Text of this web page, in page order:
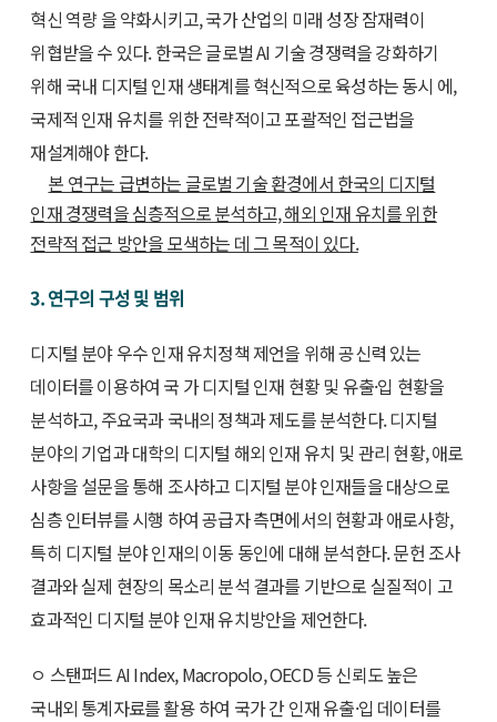
혁신 역량 을 약화시키고, 국가 산업의 미래 성장 잠재력이
위협받을 수 있다. 한국은 글로벌 AI 기술 경쟁력을 강화하기
위해 국내 디지털 인재 생태계를 혁신적으로 육성하는 동시 에,
국제적 인재 유치를 위한 전략적이고 포괄적인 접근법을
재설계해야 한다.
본 연구는 급변하는 글로벌 기술 환경에서 한국의 디지털
인재 경쟁력을 심층적으로 분석하고, 해외 인재 유치를 위한
전략적 접근 방안을 모색하는 데 그 목적이 있다.
3. 연구의 구성 및 범위
디지털 분야 우수 인재 유치정책 제언을 위해 공신력 있는
데이터를 이용하여 국 가 디지털 인재 현황 및 유출·입 현황을
분석하고, 주요국과 국내의 정책과 제도를 분석한다. 디지털
분야의 기업과 대학의 디지털 해외 인재 유치 및 관리 현황, 애로
사항을 설문을 통해 조사하고 디지털 분야 인재들을 대상으로
심층 인터뷰를 시행 하여 공급자 측면에서의 현황과 애로사항,
특히 디지털 분야 인재의 이동 동인에 대해 분석한다. 문헌 조사
결과와 실제 현장의 목소리 분석 결과를 기반으로 실질적이 고
효과적인 디지털 분야 인재 유치방안을 제언한다.
ㅇ 스탠퍼드 AI Index, Macropolo, OECD 등 신뢰도 높은
국내외 통계자료를 활용 하여 국가 간 인재 유출·입 데이터를